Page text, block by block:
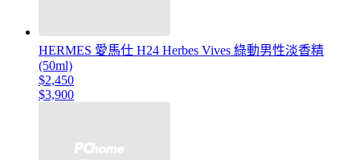
HERMES 愛馬仕 H24 Herbes Vives 綠動男性淡香精
(50ml)
$2,450
$3,900